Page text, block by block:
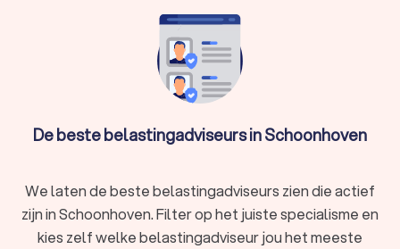
keuze voor het belastingadvies. We kunnen je ook helpen
door direct prijsopgaven aan te vragen bij verschillende
belastingadviseurs. Zo kun je eenvoudig de
belastingadviseurs vergelijken en de juiste belastingadviseur
inschakelen voor je belastingzaken.
De beste belastingadviseurs in Schoonhoven
We laten de beste belastingadviseurs zien die actief
zijn in Schoonhoven. Filter op het juiste specialisme en
kies zelf welke belastingadviseur jou het meeste